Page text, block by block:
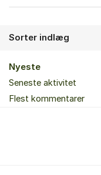
Sorter indlæg
Nyeste
Seneste aktivitet
Flest kommentarer